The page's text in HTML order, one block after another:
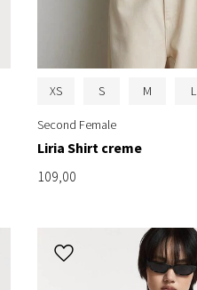
XS S M L
Second Female
Liria Shirt creme
109,00